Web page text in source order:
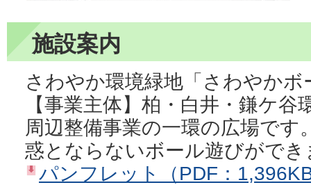
施設案内
さわやか環境緑地「さわやかボ
【事業主体】柏・白井・鎌ケ谷
周辺整備事業の一環の広場です
惑とならないボール遊びができ
パンフレット（PDF：